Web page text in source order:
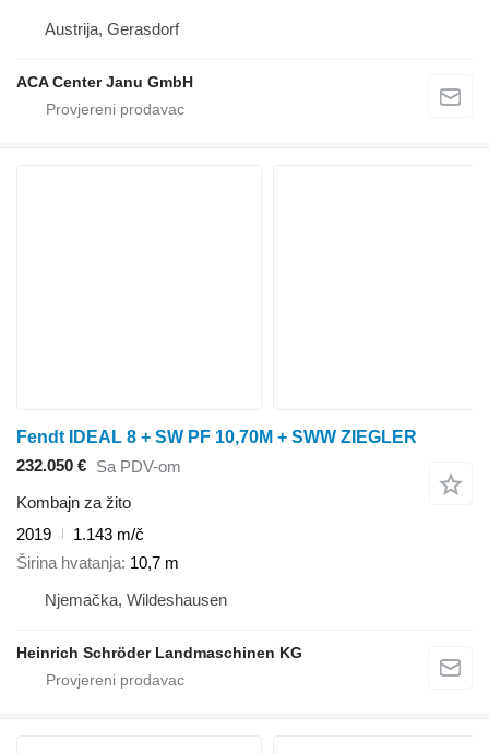
Austrija, Gerasdorf
ACA Center Janu GmbH
Fendt IDEAL 8 + SW PF 10,70M + SWW ZIEGLER
232.050 € Sa PDV-om
Kombajn za žito
2019
1.143 m/č
Širina hvatanja 10,7 m
Njemačka, Wildeshausen
Heinrich Schröder Landmaschinen KG